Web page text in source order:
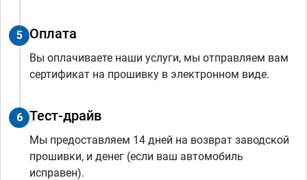
5 Оплата
Вы оплачиваете наши услуги, мы отправляем вам
сертификат на прошивку в электронном виде.
6 Тест-драйв
Мы предоставляем 14 дней на возврат заводской
прошивки, и денег (если ваш автомобиль
исправен).